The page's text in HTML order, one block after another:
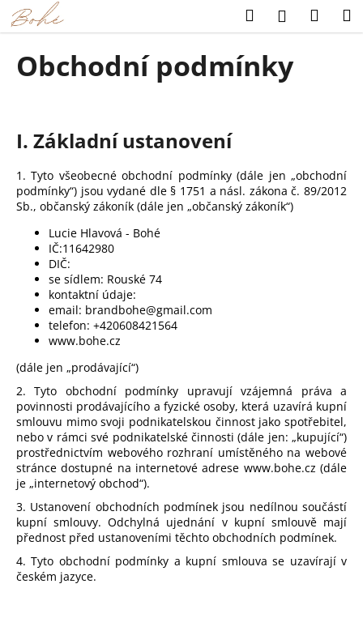
Přejít
na
obsah
HledatPřihlášení
Obchodní podmínky
I. Základní ustanovení
1. Tyto všeobecné obchodní podmínky (dále jen „obchodní
podmínky“) jsou vydané dle § 1751 a násl. zákona č. 89/2012
Sb., občanský zákoník (dále jen „občanský zákoník“)
Lucie Hlavová - Bohé
IČ:11642980
DIČ:
se sídlem: Rouské 74
kontaktní údaje:
email: brandbohe@gmail.com
telefon: +420608421564
www.bohe.cz
(dále jen „prodávající“)
2. Tyto obchodní podmínky upravují vzájemná práva a
povinnosti prodávajícího a fyzické osoby, která uzavírá kupní
smlouvu mimo svoji podnikatelskou činnost jako spotřebitel,
nebo v rámci své podnikatelské činnosti (dále jen: „kupující“)
prostřednictvím webového rozhraní umístěného na webové
stránce dostupné na internetové adrese www.bohe.cz (dále
je „internetový obchod“).
3. Ustanovení obchodních podmínek jsou nedílnou součástí
kupní smlouvy. Odchylná ujednání v kupní smlouvě mají
přednost před ustanoveními těchto obchodních podmínek.
4. Tyto obchodní podmínky a kupní smlouva se uzavírají v
českém jazyce.
o
p
o
t
ř
e
n
a
j
í
t
?